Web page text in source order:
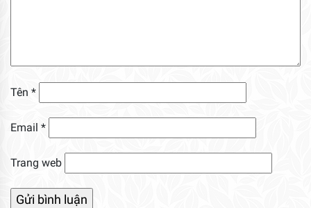
Tên *
Email *
Trang web